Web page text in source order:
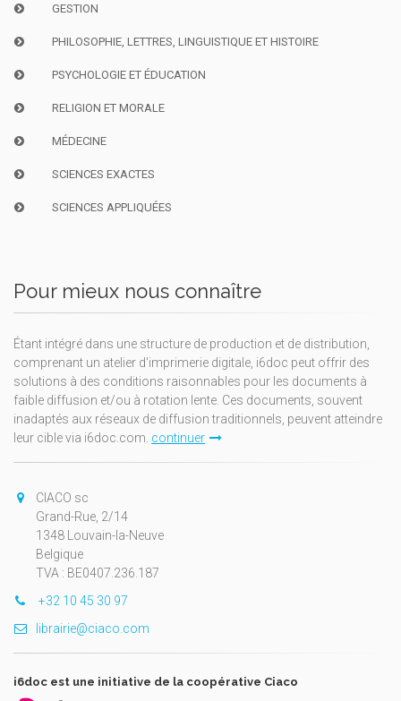
GESTION
PHILOSOPHIE, LETTRES, LINGUISTIQUE ET HISTOIRE
PSYCHOLOGIE ET ÉDUCATION
RELIGION ET MORALE
MÉDECINE
SCIENCES EXACTES
SCIENCES APPLIQUÉES
Pour mieux nous connaître
Étant intégré dans une structure de production et de distribution,
comprenant un atelier d'imprimerie digitale, i6doc peut offrir des
solutions à des conditions raisonnables pour les documents à
faible diffusion et/ou à rotation lente. Ces documents, souvent
inadaptés aux réseaux de diffusion traditionnels, peuvent atteindre
leur cible via i6doc.com. continuer
CIACO sc
Grand-Rue, 2/14
1348 Louvain-la-Neuve
Belgique
TVA : BE0407.236.187
+32 10 45 30 97
librairie@ciaco.com
i6doc est une initiative de la coopérative Ciaco